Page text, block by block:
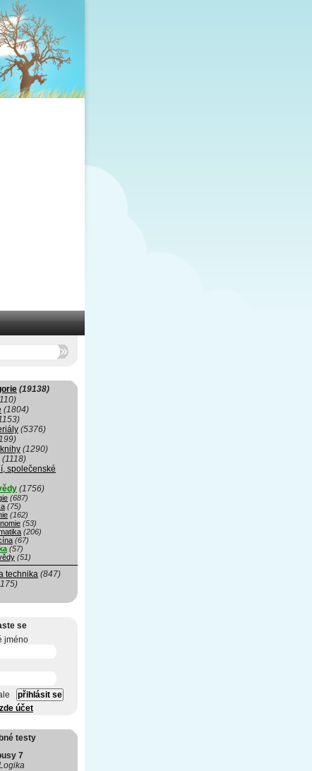
(19138)
(1804)
(5376)
(1290)
(1118)
společenské
(1756)
(687)
(75)
(162)
(53)
(206)
(67)
(57)
(51)
technika (847)
se
jméno
účet
testy
7